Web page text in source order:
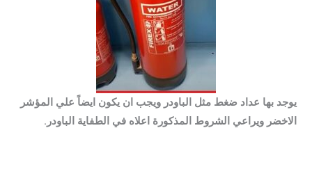
يوجد بها عداد ضغط مثل الباودر ويجب ان يكون ايضاً علي المؤشر
الاخضر ويراعي الشروط المذكورة اعلاه في الطفاية الباودر.